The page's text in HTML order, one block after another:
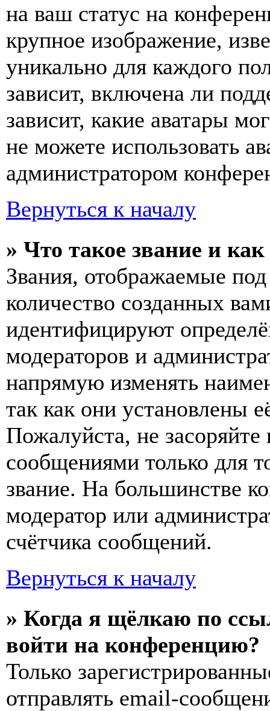
на ваш статус на
крупное изображение,
уникально для каждого
зависит, включена ли
зависит, какие аватары
не можете использовать
администратором
Вернуться к началу
» Что такое звание и
Звания, отображаемые
количество созданных
идентифицируют
модераторов и
напрямую изменять
так как они установлены
Пожалуйста, не
сообщениями только для
звание. На большинстве
модератор или
счётчика сообщений.
Вернуться к началу
» Когда я щёлкаю по
войти на конференцию?
Только
отправлять email-